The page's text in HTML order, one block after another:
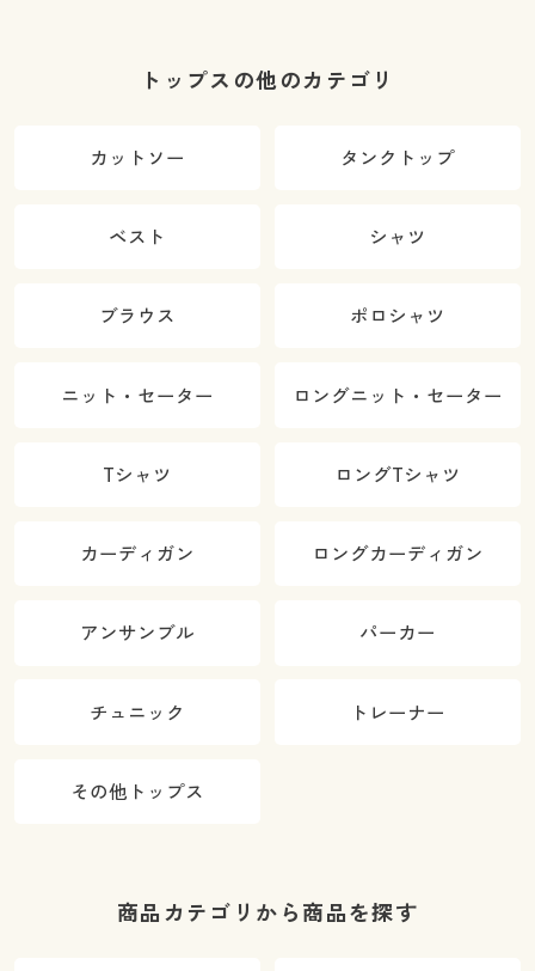
トップスの他のカテゴリ
カットソー タンクトップ
ベスト シャツ
ブラウス ポロシャツ
ニット・セーター ロングニット・セーター
Tシャツ ロングTシャツ
カーディガン ロングカーディガン
アンサンブル パーカー
チュニック トレーナー
その他トップス
商品カテゴリから商品を探す